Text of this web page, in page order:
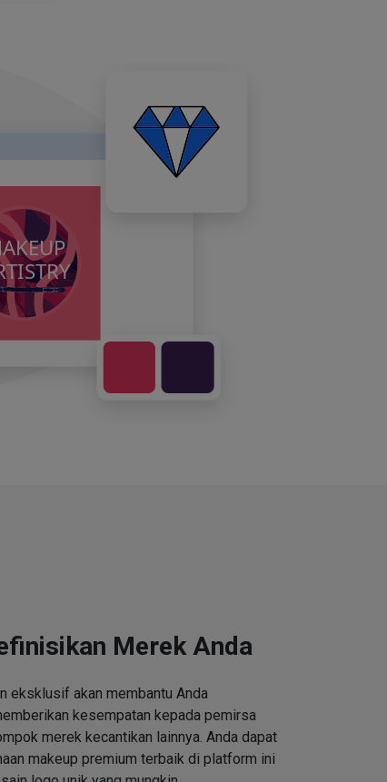
Merek Anda
eksklusif akan membantu Anda
kesempatan kepada pemirsa
merek kecantikan lainnya. Anda dapat
makeup premium terbaik di platform ini